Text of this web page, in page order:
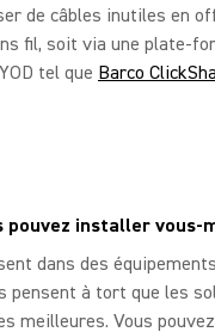
de câbles inutiles en
fil, soit via une plate-
tel que Barco
pouvez installer vous-
dans des
pensent à tort que les
meilleures. Vous pouvez